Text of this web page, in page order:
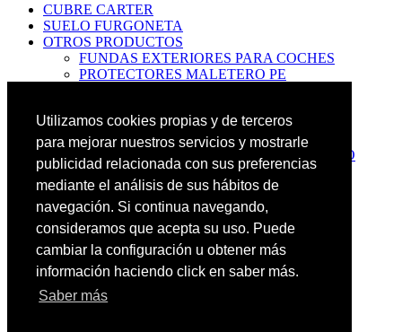
Utilizamos cookies propias y de terceros
para mejorar nuestros servicios y mostrarle
publicidad relacionada con sus preferencias
mediante el análisis de sus hábitos de
navegación. Si continua navegando,
consideramos que acepta su uso. Puede
cambiar la configuración u obtener más
información haciendo click en saber más.
Saber más
CUBRE CARTER
SUELO FURGONETA
OTROS PRODUCTOS
FUNDAS EXTERIORES PARA COCHES
PROTECTORES MALETERO PE
PREMIUM
PROTECTORES MALETERO PE
PROTECTORES DE MALETERO CAUCHO
BASIC
ALFOMBRILLAS GOMA PREMIUM
ALFOMBRILLAS GOMA BASIC
OFERTAS
NOVEDADES
CONTACTO